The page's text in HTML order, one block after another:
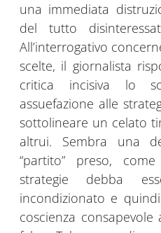
una immediata
del tutto
All’interrogativo
scelte, il giornalista
critica incisiva lo
assuefazione alle
sottolineare un celato
altrui. Sembra una
“partito” preso,
strategie debba
incondizionato e
coscienza